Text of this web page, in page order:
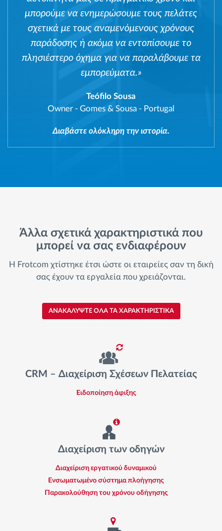
μπορούμε να ενημερώσουμε τους πελάτες
σχετικά με τους αναμενόμενους χρόνους
παράδοσης ή ακόμα να εντοπίσουμε το
πλησιέστερο όχημα για να παραλάβουμε τα
εμπορεύματα.»
Teófilo Sousa
Owner - Gomes & Sousa - Portugal
Διαβάστε ολόκληρη την ιστορία.
Άλλα σχετικά χαρακτηριστικά που
μπορεί να σας ενδιαφέρουν
Η Frotcom χτίστηκε έτσι ώστε οι εταιρείες σαν τη δική
σας έχουν τα εργαλεία που χρειάζονται.
ΑΝΑΚΑΛΥΨΤΕ ΟΛΑ ΤΑ ΧΑΡΑΚΤΗΡΙΣΤΙΚΑ
CRM – Διαχείριση Σχέσεων Πελατείας
Ειδοποίηση άφιξης
Διαχείριση των οδηγών
Διαχείριση εργατικού δυναμικού
Ενσωματωμένο σύστημα πλοήγησης
Παρακολούθηση του χρόνου οδήγησης